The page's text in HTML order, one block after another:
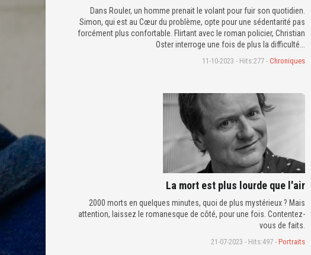
Dans Rouler, un homme prenait le volant pour fuir son quotidien.
Simon, qui est au Cœur du problème, opte pour une sédentarité pas
forcément plus confortable. Flirtant avec le roman policier, Christian
Oster interroge une fois de plus la difficulté...
11-10-2023 - Hits:277 - Chroniques
La mort est plus lourde que l'air
2000 morts en quelques minutes, quoi de plus mystérieux ? Mais
attention, laissez le romanesque de côté, pour une fois. Contentez-
vous de faits.
21-07-2023 - Hits:497 - Portraits